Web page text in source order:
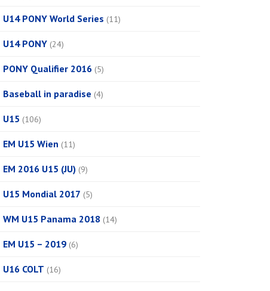
U14 PONY World Series (11)
U14 PONY (24)
PONY Qualifier 2016 (5)
Baseball in paradise (4)
U15 (106)
EM U15 Wien (11)
EM 2016 U15 (JU) (9)
U15 Mondial 2017 (5)
WM U15 Panama 2018 (14)
EM U15 – 2019 (6)
U16 COLT (16)